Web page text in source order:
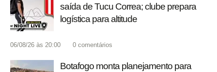
saída de Tucu Correa; clube prepara
logística para altitude
06/08/26 às 20:00 0 comentários
Botafogo monta planejamento para